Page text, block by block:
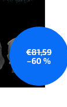
€81,59
–60 %